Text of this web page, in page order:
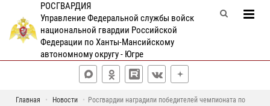
РОСГВАРДИЯ
Управление Федеральной службы войск
национальной гвардии Российской
Федерации по Ханты-Мансийскому
автономному округу - Югре
Главная Новости
Росгвардии наградили победителей чемпионата по